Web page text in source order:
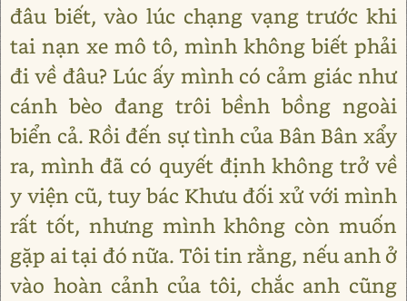
đâu biết, vào lúc chạng vạng trước khi
tai nạn xe mô tô, mình không biết phải
đi về đâu? Lúc ấy mình có cảm giác như
cánh bèo đang trôi bềnh bồng ngoài
biển cả. Rồi đến sự tình của Bân Bân xẩy
ra, mình đã có quyết định không trở về
y viện cũ, tuy bác Khưu đối xử với mình
rất tốt, nhưng mình không còn muốn
gặp ai tại đó nữa. Tôi tin rằng, nếu anh ở
vào hoàn cảnh của tôi, chắc anh cũng